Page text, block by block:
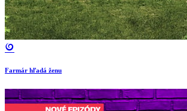
Farmár hľadá ženu